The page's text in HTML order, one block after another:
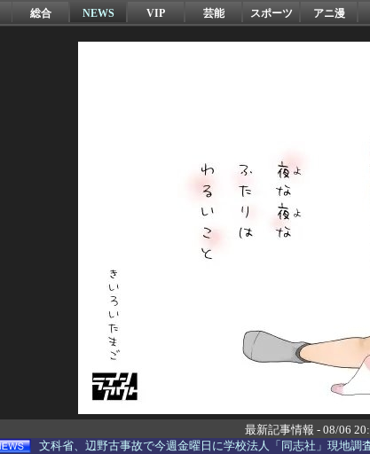
総合 NEWS VIP 芸能 スポーツ アニ漫
最新記事情報 - 08/06
文科省、辺野古事故で今週金曜日に学校法人「同志社」現地調